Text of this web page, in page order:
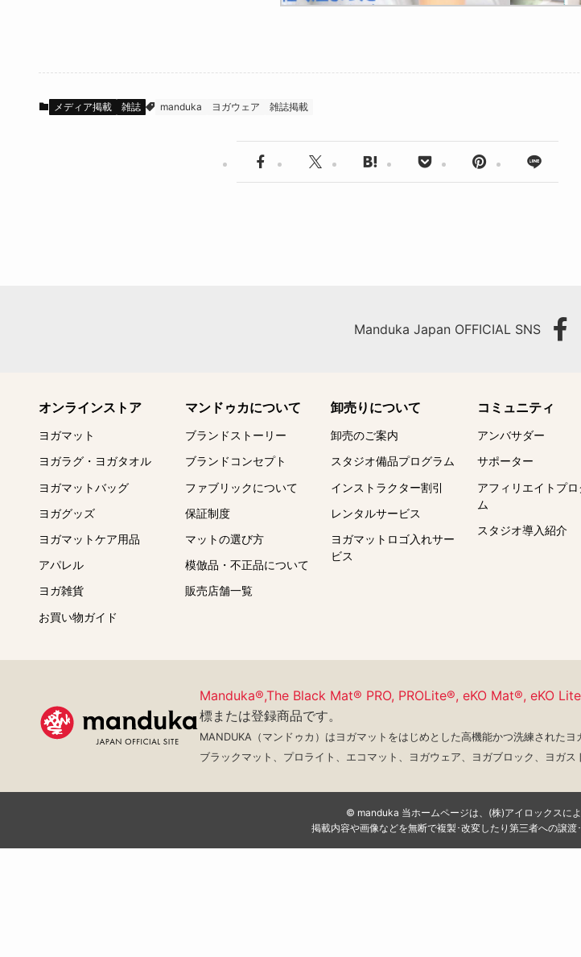
メディア掲載 雑誌 manduka ヨガウェア 雑誌掲載
Manduka Japan OFFICIAL SNS
オンラインストア
ヨガマット
ヨガラグ・ヨガタオル
ヨガマットバッグ
ヨガグッズ
ヨガマットケア用品
アパレル
ヨガ雑貨
お買い物ガイド
マンドゥカについて
ブランドストーリー
ブランドコンセプト
ファブリックについて
保証制度
マットの選び方
模倣品・不正品について
販売店舗一覧
卸売りについて
卸売のご案内
スタジオ備品プログラム
インストラクター割引
レンタルサービス
ヨガマットロゴ入れサー
ビス
コミュニティ
アンバサダー
サポーター
アフィリエイトプロ
ム
スタジオ導入紹介
Manduka®,The Black Mat® PRO, PROLite®, eKO Mat®, eKO
標または登録商品です。
MANDUKA（マンドゥカ）はヨガマットをはじめとした高機能かつ洗練されたヨ
ブラックマット、プロライト、エコマット、
ヨガウェア、ヨガブロック、ヨガス
© manduka 当ホームページは、(株)アイロックスに
掲載内容や画像などを無断で複製･改変したり第三者への譲渡